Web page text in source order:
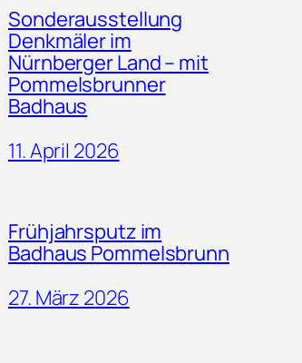
Sonderausstellung
Denkmäler im
Nürnberger Land – mit
Pommelsbrunner
Badhaus
11. April 2026
Frühjahrsputz im
Badhaus Pommelsbrunn
27. März 2026